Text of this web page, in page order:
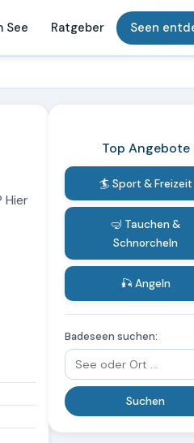
See Ratgeber Seen
Hier
Top Angebote
🏄 Sport & Freizeit
🤿 Tauchen &
Schnorcheln
🎣 Angeln
Badeseen suchen: